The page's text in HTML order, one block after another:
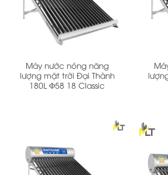
Máy nước nóng năng
lượng mặt trời Đại Thành
180L Φ58 18 Classic